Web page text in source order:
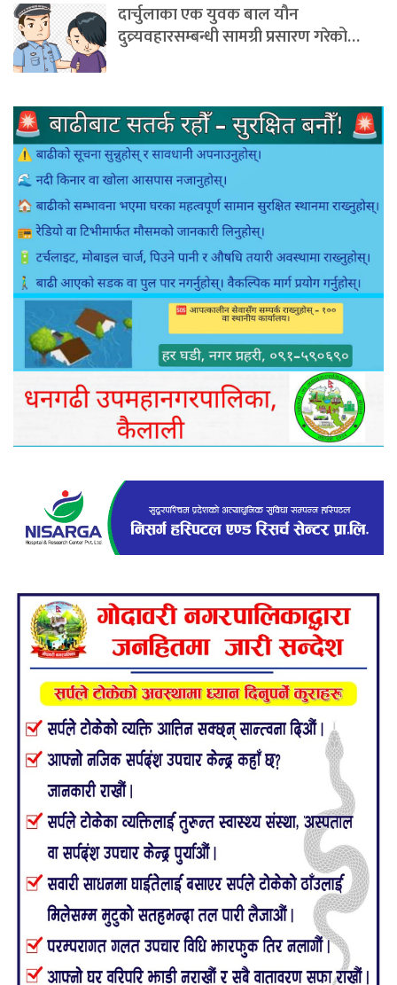
दार्चुलाका एक युवक बाल यौन
दुव्र्यवहारसम्बन्धी सामग्री प्रसारण गरेको…